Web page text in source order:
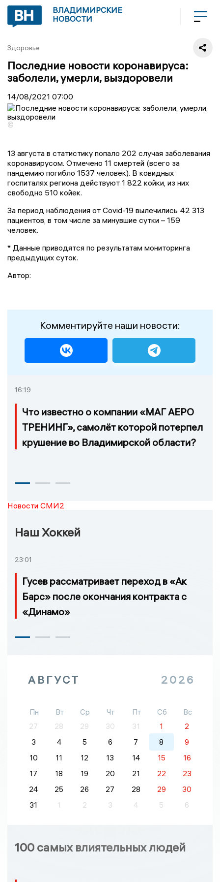
ВЛАДИМИРСКИЕ
НОВОСТИ
Здоровье
Последние новости коронавируса:
заболели, умерли, выздоровели
14/08/2021 07:00
©
13 августа в статистику попало 202 случая заболевания
коронавирусом. Отмечено 11 смертей (всего за
пандемию погибло 1537 человек). В ковидных
госпиталях региона действуют 1 822 койки, из них
свободно 510 койек.
За период наблюдения от Covid-19 вылечились 42 313
пациентов, в том числе за минувшие сутки – 159
человек.
* Данные приводятся по результатам мониторинга
предыдущих суток.
Автор:
Комментируйте наши новости:
16:19
Что известно о компании «МАГ АЕРО
ТРЕНИНГ», самолёт которой потерпел
крушение во Владимирской области?
Новости СМИ2
Наш Хоккей
23:01
Гусев рассматривает переход в «Ак
Барс» после окончания контракта с
«Динамо»
АВГУСТ 2026
Пн Вт Ср Чт Пт Сб
Вс
27
28 29 30 31 1
2
3
4 5 6 7 8
9
10
11 12 13 14 15
16
17
18 19 20 21 22
23
24
25 26 27 28 29
30
31
1 2 3 4 5 6
100 самых влиятельных людей